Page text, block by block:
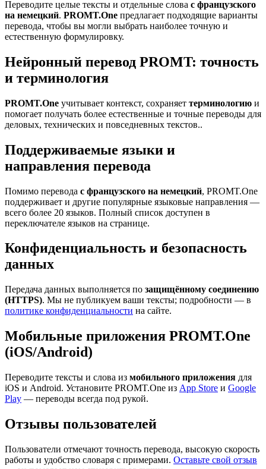
Переводите целые тексты и отдельные слова с французского
на немецкий. PROMT.One предлагает подходящие варианты
перевода, чтобы вы могли выбрать наиболее точную и
естественную формулировку.
Нейронный перевод PROMT: точность
и терминология
PROMT.One учитывает контекст, сохраняет терминологию и
помогает получать более естественные и точные переводы для
деловых, технических и повседневных текстов..
Поддерживаемые языки и
направления перевода
Помимо перевода с французского на немецкий, PROMT.One
поддерживает и другие популярные языковые направления —
всего более 20 языков. Полный список доступен в
переключателе языков на странице.
Конфиденциальность и безопасность
данных
Передача данных выполняется по защищённому соединению
(HTTPS). Мы не публикуем ваши тексты; подробности — в
политике конфиденциальности на сайте.
Мобильные приложения PROMT.One
(iOS/Android)
Переводите тексты и слова из мобильного приложения для
iOS и Android. Установите PROMT.One из App Store и Google
Play — переводы всегда под рукой.
Отзывы пользователей
Пользователи отмечают точность перевода, высокую скорость
работы и удобство словаря с примерами. Оставьте свой отзыв